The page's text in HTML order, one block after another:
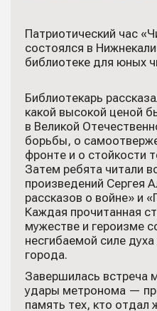
Патриотический час
состоялся в
библиотеке для юных
Библиотекарь
какой высокой ценой
в Великой
борьбы, о
фронте и о стойкости
Затем ребята читали
произведений Сергея
рассказов о войне» и
Каждая прочитанная
мужестве и героизме
несгибаемой силе
города.
Завершилась встреча
удары метронома —
память тех, кто отдал